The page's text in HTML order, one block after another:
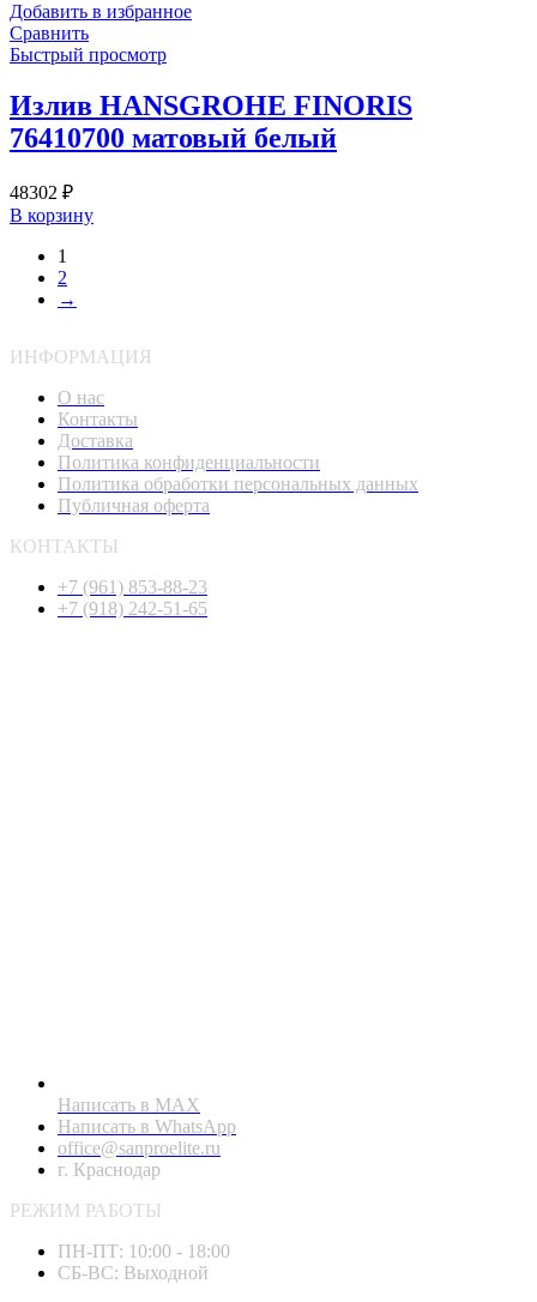
Добавить в избранное
Сравнить
Быстрый просмотр
Излив HANSGROHE FINORIS
76410700 матовый белый
48302 ₽
В корзину
1
2
→
ИНФОРМАЦИЯ
О нас
Контакты
Доставка
Политика конфиденциальности
Политика обработки персональных данных
Публичная оферта
КОНТАКТЫ
+7 (961) 853-88-23
+7 (918) 242-51-65
Написать в MAX
Написать в WhatsApp
office@sanproelite.ru
г. Краснодар
РЕЖИМ РАБОТЫ
ПН-ПТ: 10:00 - 18:00
СБ-ВС: Выходной